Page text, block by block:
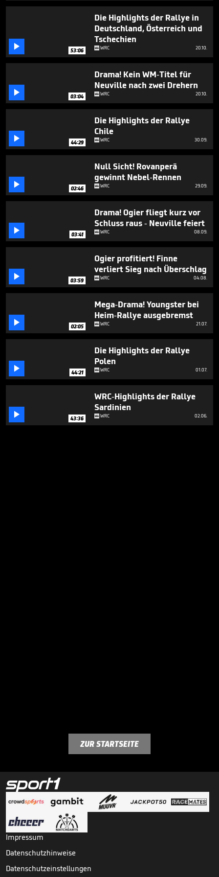
2
 53:06
Die Highlights der Rallye in
Deutschland, Österreich und
Tschechien
WRC 20.10.
 03:04
Drama! Kein WM-Titel für
Neuville nach zwei Drehern
WRC 20.10.
 44:29
Die Highlights der Rallye
Chile
WRC 30.09.
 02:46
Null Sicht! Rovanperä
gewinnt Nebel-Rennen
WRC 29.09.
 03:41
Drama! Ogier fliegt kurz vor
Schluss raus - Neuville feiert
WRC 08.09.
 03:59
Ogier profitiert! Finne
verliert Sieg nach Überschlag
WRC 04.08.
 02:05
Mega-Drama! Youngster bei
Heim-Rallye ausgebremst
WRC 21.07.
 44:21
Die Highlights der Rallye
Polen
WRC 01.07.
 43:36
WRC-Highlights der Rallye
Sardinien
WRC 02.06.
ZUR STARTSEITE
Impressum
Datenschutzhinweise
Datenschutzeinstellungen